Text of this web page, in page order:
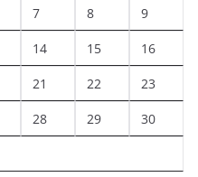
7 8 9
14 15 16
21 22 23
28 29 30